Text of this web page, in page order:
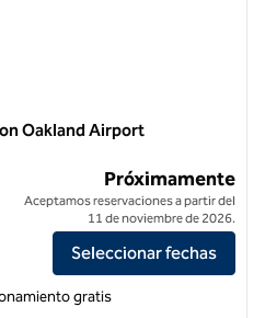
Oakland Airport
Oakland Airport Alameda
Suites by Hilton Oakland Airport
Próximamente
Aceptamos reservaciones a partir del
11 de noviembre de 2026.
Seleccionar fechas
gratis